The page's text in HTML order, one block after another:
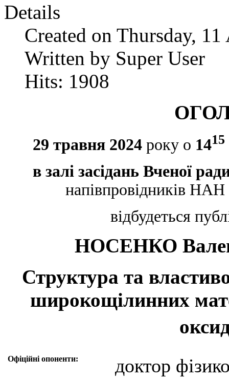
Details
Created on Thursday,
Written by Super User
Hits: 1908
29 травня 2024 року о 1415
в залі засідань Вченої
напівпровідників
відбудеться
НОСЕНКО
Структура та
широкощілинних
Офіційні опоненти:
доктор